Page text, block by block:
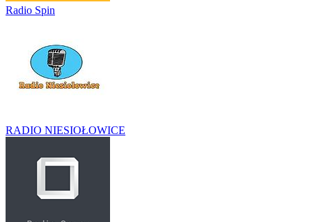
Radio Spin
RADIO NIESIOŁOWICE